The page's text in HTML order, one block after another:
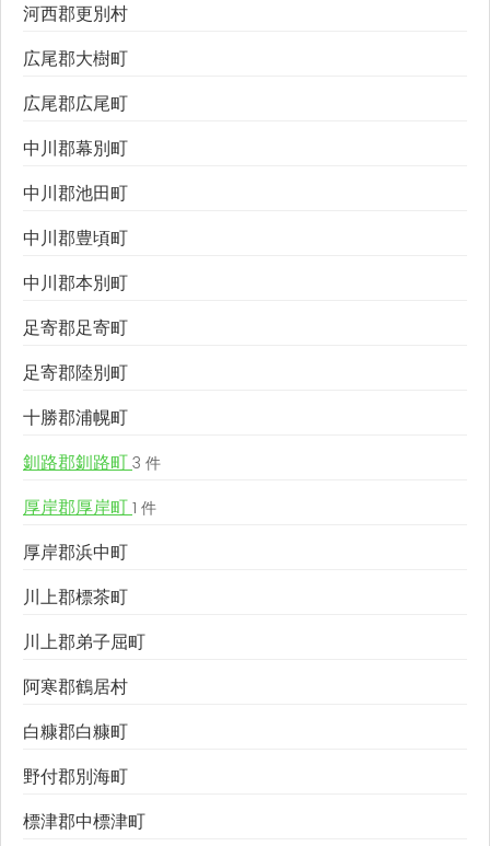
河西郡更別村
広尾郡大樹町
広尾郡広尾町
中川郡幕別町
中川郡池田町
中川郡豊頃町
中川郡本別町
足寄郡足寄町
足寄郡陸別町
十勝郡浦幌町
釧路郡釧路町 3 件
厚岸郡厚岸町 1 件
厚岸郡浜中町
川上郡標茶町
川上郡弟子屈町
阿寒郡鶴居村
白糠郡白糠町
野付郡別海町
標津郡中標津町